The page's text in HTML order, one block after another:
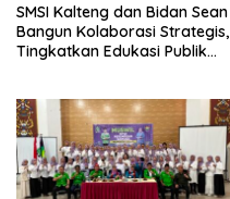
SMSI Kalteng dan Bidan Sean
Bangun Kolaborasi Strategis,
Tingkatkan Edukasi Publik